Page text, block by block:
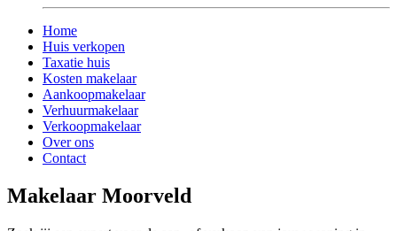
Home
Huis verkopen
Taxatie huis
Kosten makelaar
Aankoopmakelaar
Verhuurmakelaar
Verkoopmakelaar
Over ons
Contact
Makelaar Moorveld